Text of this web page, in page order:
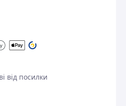
від посилки